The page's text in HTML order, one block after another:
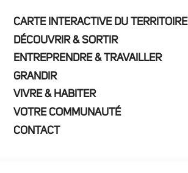
CARTE INTERACTIVE DU TERRITOIRE
DÉCOUVRIR & SORTIR
ENTREPRENDRE & TRAVAILLER
GRANDIR
VIVRE & HABITER
VOTRE COMMUNAUTÉ
CONTACT